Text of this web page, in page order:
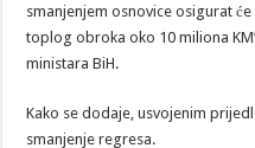
smanjenjem osnovice osigurat
toplog obroka oko 10 miliona
ministara BiH.
Kako se dodaje, usvojenim
smanjenje regresa.